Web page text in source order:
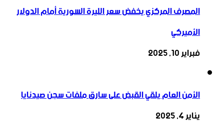
المصرف المركزي يخفض سعر الليرة السورية أمام الدولار
الأميركي
فبراير 10, 2025
الأمن العام يلقي القبض على سارق ملفات سجن صيدنايا
يناير 4, 2025